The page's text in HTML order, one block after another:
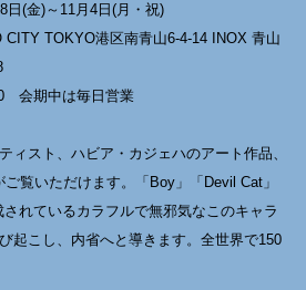
日(金)～11月4日(月・祝)
CITY TOKYO港区南青山6-4-14 INOX 青山
会期中は毎日営業
ィスト、ハビア・カジェハのアート作品、
ご覧いただけます。「Boy」「Devil Cat」
されているカラフルで無邪気なこのキャラ
起こし、内省へと導きます。全世界で150